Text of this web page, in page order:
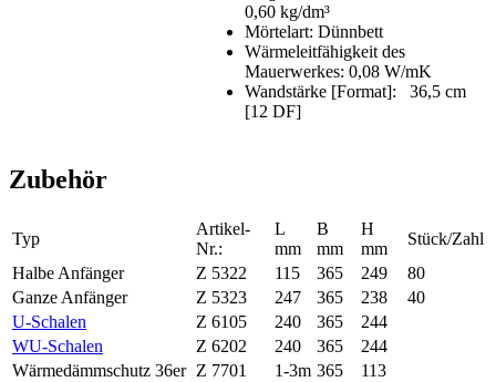
0,60 kg/dm³
Mörtelart: Dünnbett
Wärmeleitfähigkeit des
Mauerwerkes: 0,08 W/mK
Wandstärke [Format]: 36,5 cm
[12 DF]
Zubehör
Typ
Artikel-
Nr.:
L
mm
B
mm
H
mm
Stück/Zahl
Halbe Anfänger
Z 5322 115 365 249
80
Ganze Anfänger
Z 5323 247 365 238
40
U-Schalen
Z 6105 240 365
244
WU-Schalen
Z 6202 240 365
244
Wärmedämmschutz 36er Z 7701 1-3m 365
113